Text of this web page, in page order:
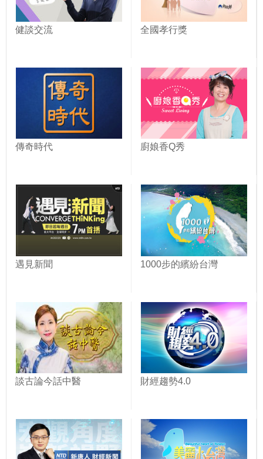
健談交流 全國孝行獎
傳奇時代 廚娘香Q秀
遇見新聞 1000步的繽紛台灣
談古論今話中醫 財經趨勢4.0